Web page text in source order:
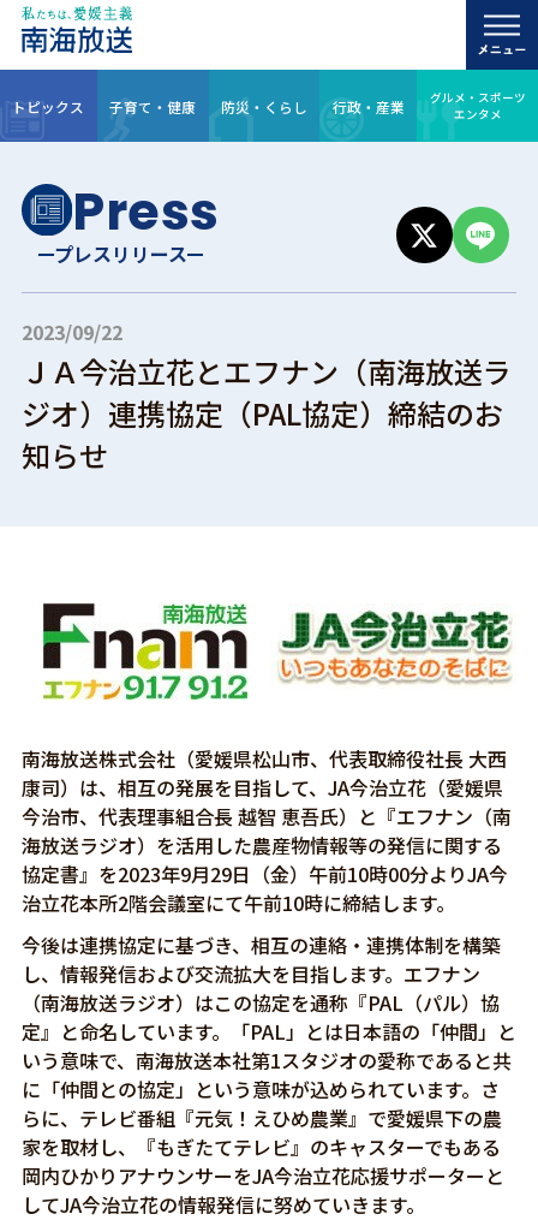
トピックス 子育て・健康 防災・くらし 行政・産業
グルメ・スポーツ
エンタメ
Press
プレスリリース
2023/09/22
ＪＡ今治立花とエフナン（南海放送ラ
ジオ）連携協定（PAL協定）締結のお
知らせ
南海放送株式会社（愛媛県松山市、代表取締役社長 大西
康司）は、相互の発展を目指して、JA今治立花（愛媛県
今治市、代表理事組合長 越智 恵吾氏）と『エフナン（南
海放送ラジオ）を活用した農産物情報等の発信に関する
協定書』を2023年9月29日（金）午前10時00分よりJA今
治立花本所2階会議室にて午前10時に締結します。
今後は連携協定に基づき、相互の連絡・連携体制を構築
し、情報発信および交流拡大を目指します。エフナン
（南海放送ラジオ）はこの協定を通称『PAL（パル）協
定』と命名しています。「PAL」とは日本語の「仲間」と
いう意味で、南海放送本社第1スタジオの愛称であると共
に「仲間との協定」という意味が込められています。さ
らに、テレビ番組『元気！えひめ農業』で愛媛県下の農
家を取材し、『もぎたてテレビ』のキャスターでもある
岡内ひかりアナウンサーをJA今治立花応援サポーターと
してJA今治立花の情報発信に努めていきます。